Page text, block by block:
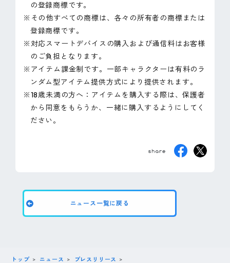
の登録商標です。
※その他すべての商標は、各々の所有者の商標または
登録商標です。
※対応スマートデバイスの購入および通信料はお客様
のご負担となります。
※アイテム課金制です。一部キャラクターは有料のラ
ンダム型アイテム提供方式により提供されます。
※18歳未満の方へ：アイテムを購入する際は、保護者
から同意をもらうか、一緒に購入するようにしてく
ださい。
ニュース一覧に戻る
トップ ニュース プレスリリース